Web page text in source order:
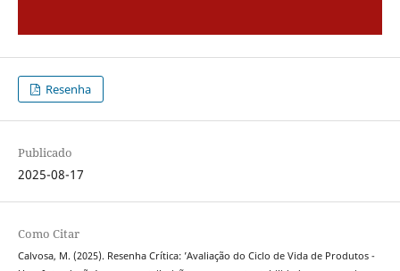
Resenha
Publicado
2025-08-17
Como Citar
Calvosa, M. (2025). Resenha Crítica: ’Avaliação do Ciclo de Vida de Produtos -